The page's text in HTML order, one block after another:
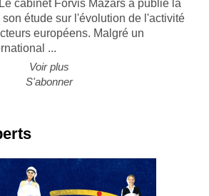
cabinet Forvis Mazars a publié la
étude sur l'évolution de l'activité
européens. Malgré un
Voir plus